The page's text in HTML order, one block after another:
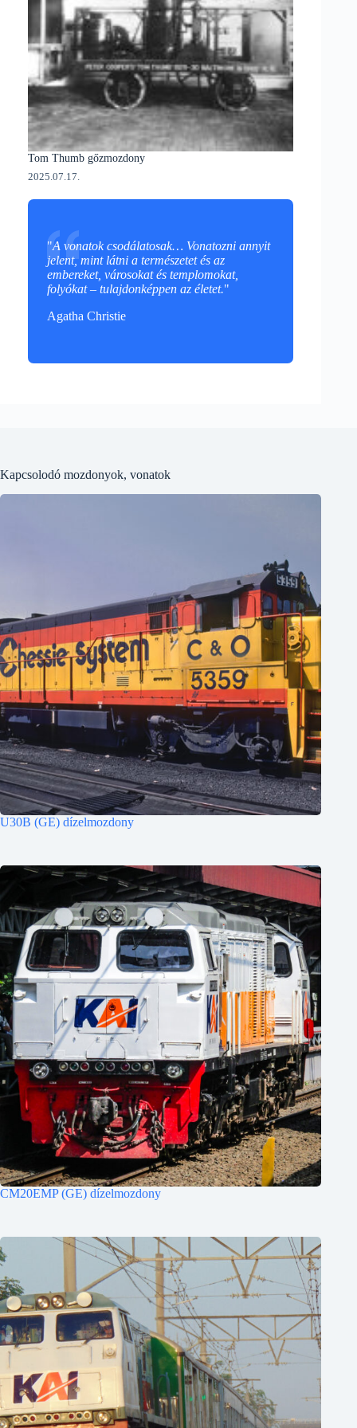
Tom Thumb gőzmozdony
2025.07.17.
"A vonatok csodálatosak… Vonatozni annyit
jelent, mint látni a természetet és az
embereket, városokat és templomokat,
folyókat – tulajdonképpen az életet."
Agatha Christie
Kapcsolodó mozdonyok, vonatok
U30B (GE) dízelmozdony
CM20EMP (GE) dízelmozdony